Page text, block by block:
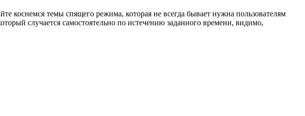
коснемся темы спящего режима, которая не всегда бывает нужна пользователям
случается самостоятельно по истечению заданного времени, видимо,